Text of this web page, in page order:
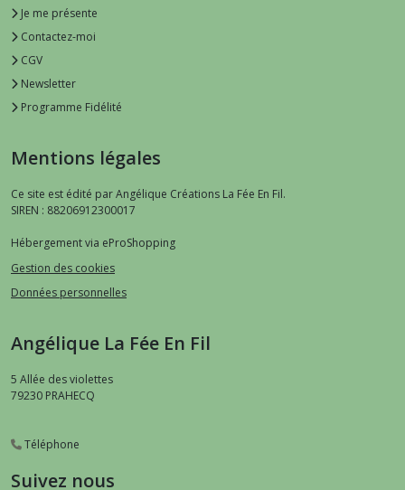
Je me présente
Contactez-moi
CGV
Newsletter
Programme Fidélité
Mentions légales
Ce site est édité par Angélique Créations La Fée En Fil.
SIREN : 88206912300017
Hébergement via eProShopping
Gestion des cookies
Données personnelles
Angélique La Fée En Fil
5 Allée des violettes
79230 PRAHECQ
Téléphone
Suivez nous